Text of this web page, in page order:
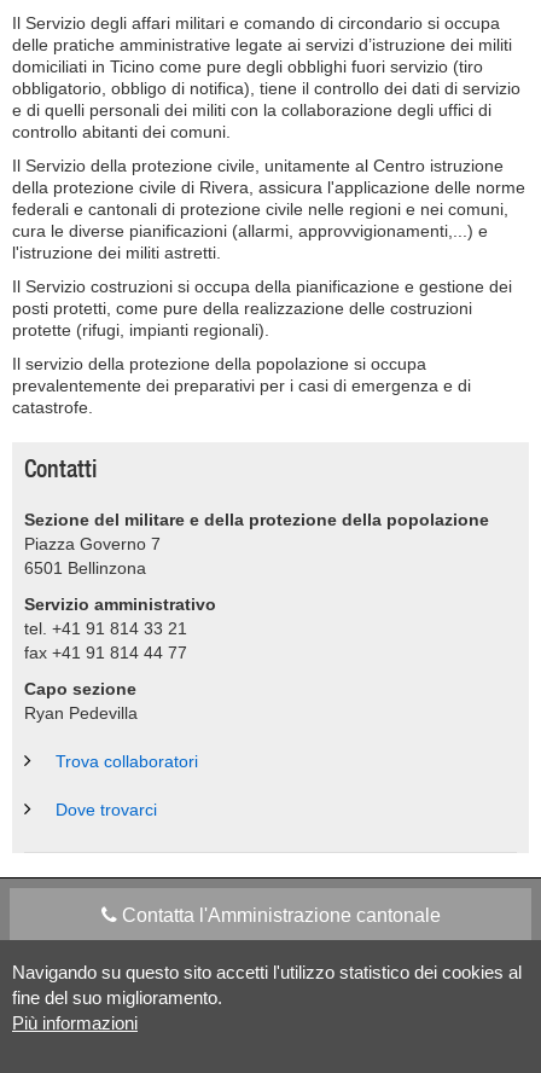
Navigando su questo sito accetti l'utilizzo statistico dei cookies al
fine del suo miglioramento.
Più informazioni
Il Servizio degli affari militari e comando di circondario si occupa
delle pratiche amministrative legate ai servizi d’istruzione dei militi
domiciliati in Ticino come pure degli obblighi fuori servizio (tiro
obbligatorio, obbligo di notifica), tiene il controllo dei dati di servizio
e di quelli personali dei militi con la collaborazione degli uffici di
controllo abitanti dei comuni.
Il Servizio della protezione civile, unitamente al Centro istruzione
della protezione civile di Rivera, assicura l'applicazione delle norme
federali e cantonali di protezione civile nelle regioni e nei comuni,
cura le diverse pianificazioni (allarmi, approvvigionamenti,...) e
l'istruzione dei militi astretti.
Il Servizio costruzioni si occupa della pianificazione e gestione dei
posti protetti, come pure della realizzazione delle costruzioni
protette (rifugi, impianti regionali).
Il servizio della protezione della popolazione si occupa
prevalentemente dei preparativi per i casi di emergenza e di
catastrofe.
Contatti
Sezione del militare e della protezione della popolazione
Piazza Governo 7
6501 Bellinzona
Servizio amministrativo
tel. +41 91 814 33 21
fax +41 91 814 44 77
Capo sezione
Ryan Pedevilla
Trova collaboratori
Dove trovarci
Contatta l'Amministrazione cantonale
Apps Mobile Social media